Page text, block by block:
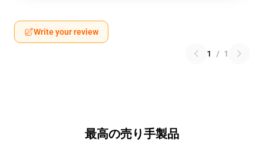
Write your review
1 / 1
最高の売り手製品